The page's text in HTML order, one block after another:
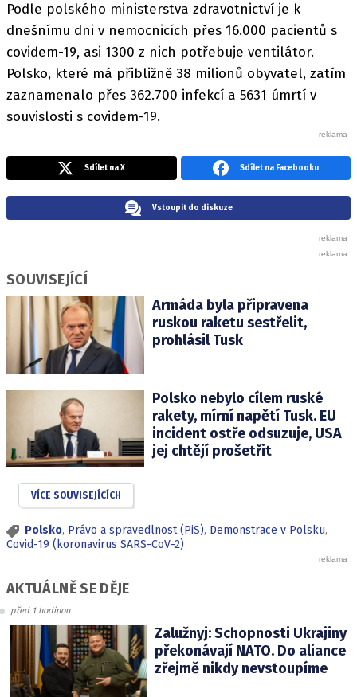
Podle polského ministerstva zdravotnictví je k
dnešnímu dni v nemocnicích přes 16.000 pacientů s
covidem-19, asi 1300 z nich potřebuje ventilátor.
Polsko, které má přibližně 38 milionů obyvatel, zatím
zaznamenalo přes 362.700 infekcí a 5631 úmrtí v
souvislosti s covidem-19.
Sdílet na X Sdílet na Facebooku
Vstoupit do diskuze
SOUVISEJÍCÍ
Armáda byla připravena
ruskou raketu sestřelit,
prohlásil Tusk
Polsko nebylo cílem ruské
rakety, mírní napětí Tusk. EU
incident ostře odsuzuje, USA
jej chtějí prošetřit
VÍCE SOUVISEJÍCÍCH
Polsko, Právo a spravedlnost (PiS), Demonstrace v Polsku,
Covid-19 (koronavirus SARS-CoV-2)
AKTUÁLNĚ SE DĚJE
před 1 hodinou
Zalužnyj: Schopnosti Ukrajiny
překonávají NATO. Do aliance
zřejmě nikdy nevstoupíme